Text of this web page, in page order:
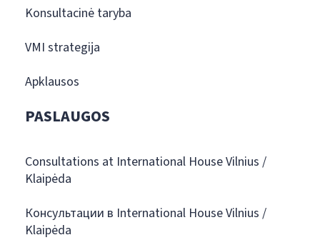
Konsultacinė taryba
VMI strategija
Apklausos
PASLAUGOS
Consultations at International House Vilnius /
Klaipėda
Консультации в International House Vilnius /
Klaipėda